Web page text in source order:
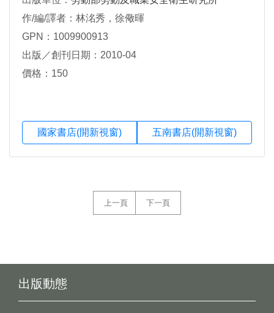
作/編/譯者：林洺秀，徐儆暉
GPN：1009900913
出版／創刊日期：2010-04
價格：150
國家書店(開新視窗) 五南書店(開新視窗)
上一頁 下一頁
出版動態